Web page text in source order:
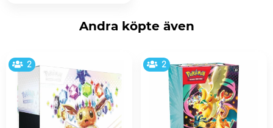
Andra köpte även
2 2